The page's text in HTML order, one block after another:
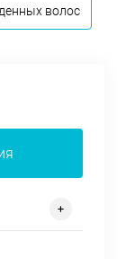
волос